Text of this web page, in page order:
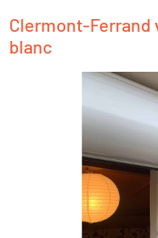
Clermont-Ferrand
blanc